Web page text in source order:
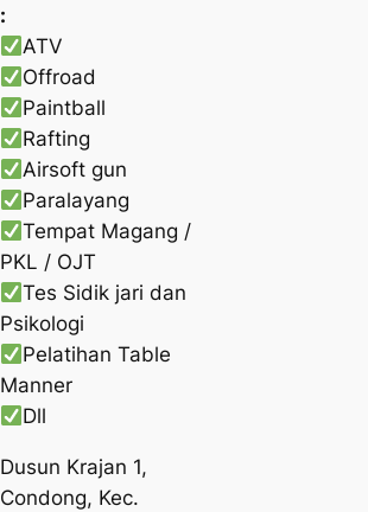
:
ATV
Offroad
Paintball
Rafting
Airsoft gun
Paralayang
Tempat Magang /
PKL / OJT
Tes Sidik jari dan
Psikologi
Pelatihan Table
Manner
Dll
Dusun Krajan 1,
Condong, Kec.